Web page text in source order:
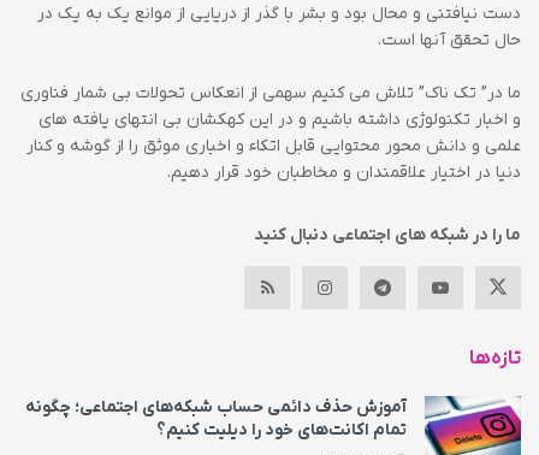
دست نیافتنی و محال بود و بشر با گذر از دریایی از موانع یک به یک در
حال تحقق آنها است.
ما در” تک ناک” تلاش می کنیم سهمی از انعکاس تحولات بی شمار فناوری
و اخبار تکنولوژی داشته باشیم و در این کهکشان بی انتهای یافته های
علمی و دانش محور محتوایی قابل اتکاء و اخباری موثق را از گوشه و کنار
دنیا در اختیار علاقمندان و مخاطبان خود قرار دهیم.
ما را در شبکه های اجتماعی دنبال کنید
تازه‌ها
آموزش حذف دائمی حساب شبکه‌های اجتماعی؛ چگونه
تمام اکانت‌های خود را دیلیت کنیم؟